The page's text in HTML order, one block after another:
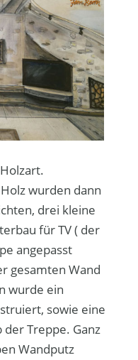
wurden dann
drei kleine
für TV ( der
angepasst
gesamten Wand
wurde ein
sowie eine
Treppe. Ganz
Wandputz